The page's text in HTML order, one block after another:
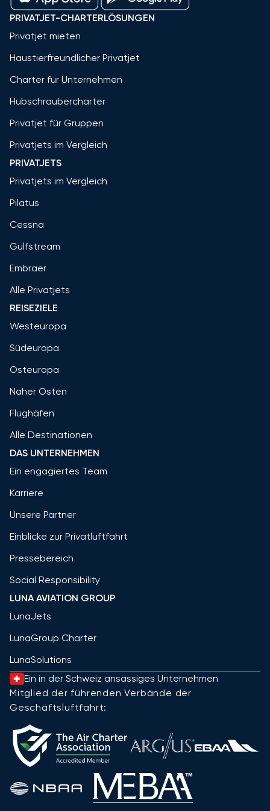
PRIVATJET-CHARTERLÖSUNGEN
Privatjet mieten
Haustierfreundlicher Privatjet
Charter für Unternehmen
Hubschraubercharter
Privatjet für Gruppen
Privatjets im Vergleich
PRIVATJETS
Privatjets im Vergleich
Pilatus
Cessna
Gulfstream
Embraer
Alle Privatjets
REISEZIELE
Westeuropa
Südeuropa
Osteuropa
Naher Osten
Flughäfen
Alle Destinationen
DAS UNTERNEHMEN
Ein engagiertes Team
Karriere
Unsere Partner
Einblicke zur Privatluftfahrt
Pressebereich
Social Responsibility
LUNA AVIATION GROUP
LunaJets
LunaGroup Charter
LunaSolutions
Ein in der Schweiz ansässiges Unternehmen
Mitglied der führenden Verbände der
Geschäftsluftfahrt: